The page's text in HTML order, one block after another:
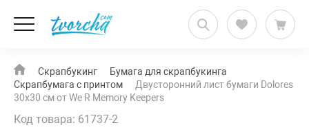
Скрапбукинг
Бумага для скрапбукинга
Скрапбумага с принтом
Двусторонний лист бумаги Dolores
30x30 см от We R Memory Keepers
Код товара: 61737-2